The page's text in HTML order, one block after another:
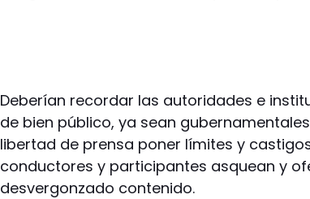
Deberían recordar las autoridades e
de bien público, ya sean
libertad de prensa poner límites y
conductores y participantes asquean y
desvergonzado contenido.